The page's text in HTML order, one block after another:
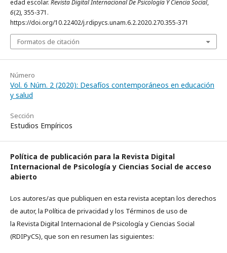
edad escolar. Revista Digital Internacional De Psicología Y Ciencia Social,
6(2), 355-371.
https://doi.org/10.22402/j.rdipycs.unam.6.2.2020.270.355-371
Formatos de citación
Número
Vol. 6 Núm. 2 (2020): Desafíos contemporáneos en educación
y salud
Sección
Estudios Empíricos
Política de publicación para la Revista Digital
Internacional de Psicología y Ciencias Social de acceso
abierto
Los autores/as que publiquen en esta revista aceptan los derechos
de autor, la Política de privacidad y los Términos de uso de
la Revista Digital Internacional de Psicología y Ciencias Social
(RDIPyCS), que son en resumen las siguientes: